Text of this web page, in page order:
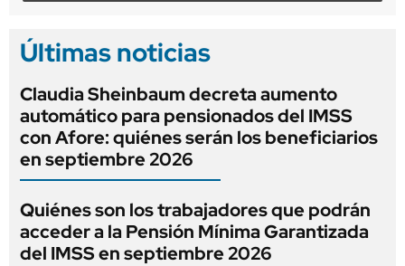
Últimas noticias
Claudia Sheinbaum decreta aumento
automático para pensionados del IMSS
con Afore: quiénes serán los beneficiarios
en septiembre 2026
Quiénes son los trabajadores que podrán
acceder a la Pensión Mínima Garantizada
del IMSS en septiembre 2026